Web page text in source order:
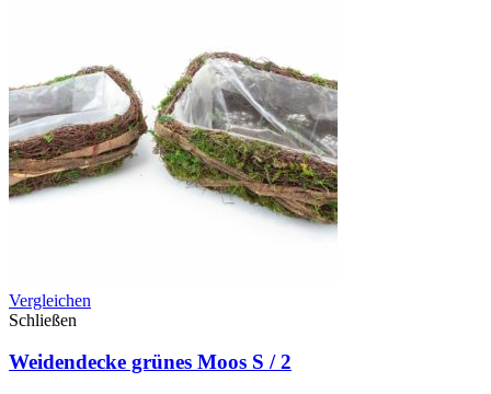
Vergleichen
Schließen
Weidendecke grünes Moos S / 2